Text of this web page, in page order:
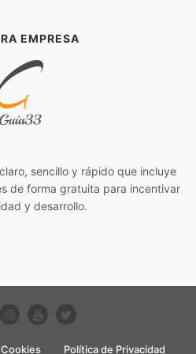
EMPRESA
sencillo y rápido que incluye
de forma gratuita para incentivar
y desarrollo.
Cookies Política de Privacidad